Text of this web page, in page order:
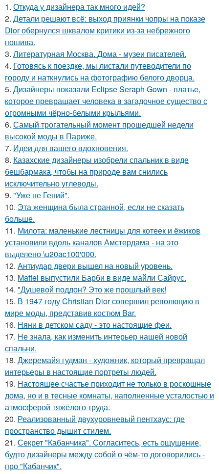
1. Откуда у дизайнера так много идей?
2. Детали решают всё: выход приянки чопры на показе
Dior обернулся шквалом критики из-за небрежного
пошива.
3. Литературная Москва. Дома - музеи писателей.
4. Готовясь к поездке, мы листали путеводители по
городу и наткнулись на фотографию белого дворца.
5. Дизайнеры показали Eclipse Seraph Gown - платье,
которое превращает человека в загадочное существо с
огромными чёрно-белыми крыльями.
6. Самый трогательный момент прошедшей недели
высокой моды в Париже.
7. Идеи для вашего вдохновения.
8. Казахские дизайнеры изобрели спальник в виде
бешбармака, чтобы на природе вам снились
исключительно углеводы.
9. "Уже не Гений".
10. Эта женщина была странной, если не сказать
больше.
11. Милота: маленькие лестницы для котеек и ёжиков
установили вдоль каналов Амстердама - на это
выделено \u20ac100'000.
12. Антиудар двери вышел на новый уровень.
13. Mattel выпустили Барби в виде майли Сайрус.
14. "Душевой поддон? Это же прошлый век!
15. В 1947 году Christian Dior совершил революцию в
мире моды, представив костюм Bar.
16. Няни в детском саду - это настоящие феи.
17. Не знала, как изменить интерьер нашей новой
спальни.
18. Джеремайя гудман - художник, который превращал
интерьеры в настоящие портреты людей.
19. Настоящее счастье приходит не только в роскошные
дома, но и в тесные комнаты, наполненные усталостью и
атмосферой тяжёлого труда.
20. Реализованный двухуровневый пентхаус: где
пространство дышит стилем.
21. Секрет "Кабанчика". Согласитесь, есть ощущение,
будто дизайнеры между собой о чём-то договорились -
про "Кабанчик".